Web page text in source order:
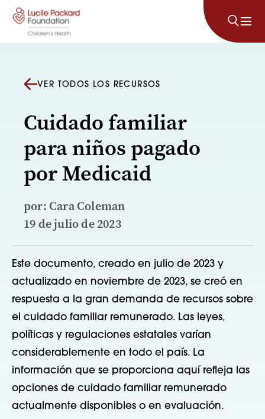
Saltar al contenido
VER TODOS LOS RECURSOS
Cuidado familiar
para niños pagado
por Medicaid
por: Cara Coleman
19 de julio de 2023
Este documento, creado en julio de 2023 y
actualizado en noviembre de 2023, se creó en
respuesta a la gran demanda de recursos sobre
el cuidado familiar remunerado. Las leyes,
políticas y regulaciones estatales varían
considerablemente en todo el país. La
información que se proporciona aquí refleja las
opciones de cuidado familiar remunerado
actualmente disponibles o en evaluación.